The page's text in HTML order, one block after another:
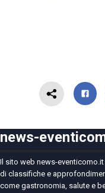
news-
Il sito web news-
di classifiche e
come gastronomia, salute e